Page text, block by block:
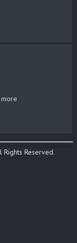
Reserved.